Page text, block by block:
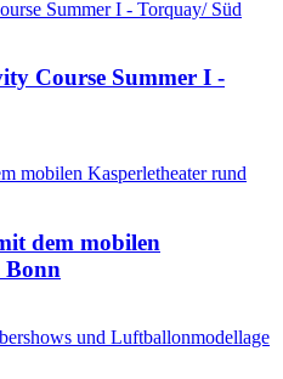
Course Summer I -
dem mobilen
Bonn